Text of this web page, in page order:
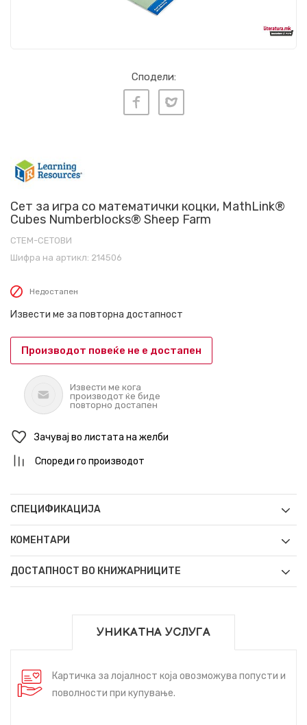
Сподели:
Сет за игра со математички коцки, MathLink®
Cubes Numberblocks® Sheep Farm
СТЕМ-СЕТОВИ
Шифра на артикл: 214506
Недостапен
Извести ме за повторна достапност
Производот повеќе не е достапен
Извести ме кога
производот ќе биде
повторно достапен
Зачувај во листата на желби
Спореди го производот
СПЕЦИФИКАЦИЈА
КОМЕНТАРИ
ДОСТАПНОСТ ВО КНИЖАРНИЦИТЕ
УНИКАТНА УСЛУГА
Картичка за лојалност која овозможува попусти и
поволности при купување.